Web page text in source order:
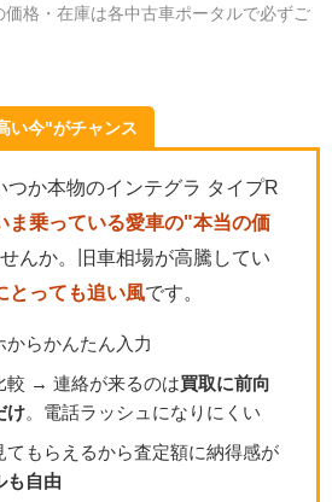
格・在庫は各中古車ポータルで必ずご
い今"がチャンス
つか本物のインテグラ タイプR
ま乗っている愛車の"本当の価
んか。旧車相場が高騰してい
とっても追い風です。
からかんたん入力
較 → 連絡が来るのは買取に前向
け 。電話ラッシュになりにくい
てもらえるから査定額に納得感が
も自由